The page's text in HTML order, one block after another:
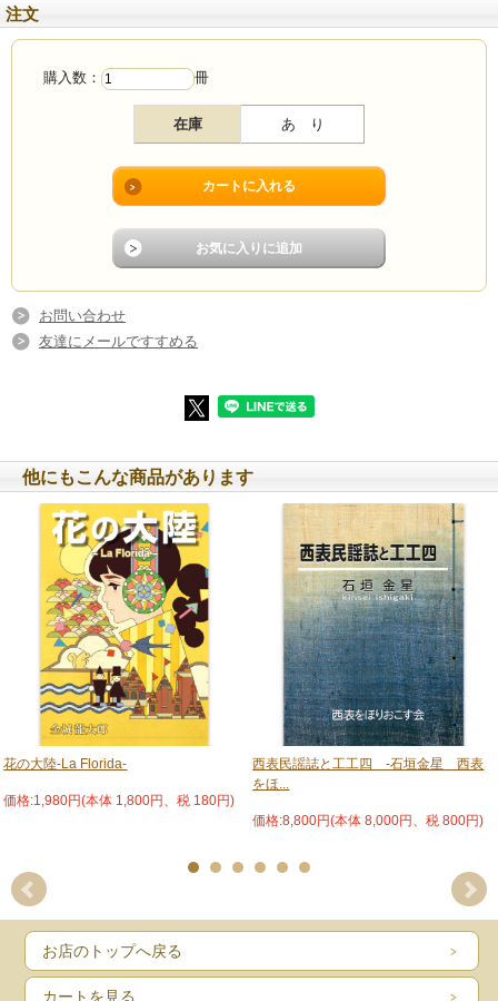
著者
吉田敬三
1961年 長崎県生まれ
1979年 陸自少年工科学校卒業
1985年 法政大学卒業
1994年 日本写真芸術専門学校卒業、写真家の樋口健二氏に師事
2007年 日本社会事業大学社会福祉士養成課程卒業
2017年から沖縄県石垣市に在住
［写真展］
1996年 「FRIENDS 〜大都会の片隅」（オリンパスギャラリー）
都内で暮らす路上生活者との交流から生まれた写真展
2003年 「星空の学舎〜自主夜間中学の生徒たち」（オリンパスギャラリー）
江東、松戸、川口で市民の自主運営による夜間中学で学ぶ人々の写真展
2012年 「被爆２世 108人の肖像」（ペンタックスフォーラム）
親の被爆体験と向き合い迷いながらも自らが歩む道を探す被爆２世の写真展
注文
購入数： 冊
在庫 あ り
お問い合わせ
友達にメールですすめる
他にもこんな商品があります
花の大陸-La Florida-
価格:1,980円(本体 1,800円、税 180円)
西表民謡誌と工工四 -石垣金星 西表
をほ...
価格:8,800円(本体 8,000円、税 800円)
お店のトップへ戻る
カートを見る